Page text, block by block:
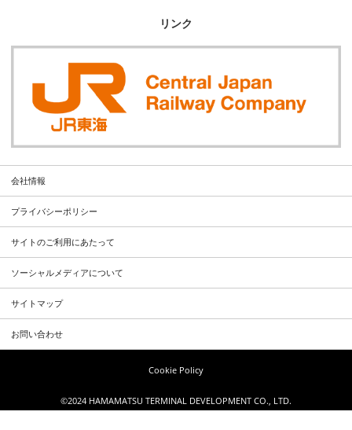
リンク
会社情報
プライバシーポリシー
サイトのご利用にあたって
ソーシャルメディアについて
サイトマップ
お問い合わせ
Cookie Policy
©2024 HAMAMATSU TERMINAL DEVELOPMENT CO., LTD.